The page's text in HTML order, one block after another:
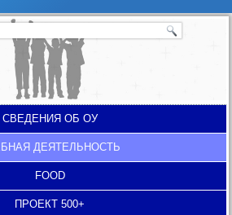
СВЕДЕНИЯ ОБ ОУ
ДЕЯТЕЛЬНОСТЬ
FOOD
ПРОЕКТ 500+